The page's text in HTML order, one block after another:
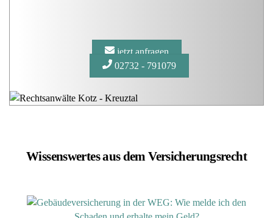
jetzt anfragen
02732 - 791079
Wissenswertes aus dem Versicherungsrecht